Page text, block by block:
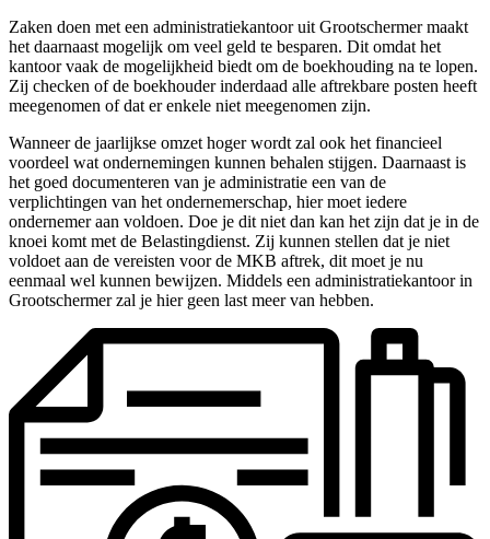
Zaken doen met een administratiekantoor uit Grootschermer maakt
het daarnaast mogelijk om veel geld te besparen. Dit omdat het
kantoor vaak de mogelijkheid biedt om de boekhouding na te lopen.
Zij checken of de boekhouder inderdaad alle aftrekbare posten heeft
meegenomen of dat er enkele niet meegenomen zijn.
Wanneer de jaarlijkse omzet hoger wordt zal ook het financieel
voordeel wat ondernemingen kunnen behalen stijgen. Daarnaast is
het goed documenteren van je administratie een van de
verplichtingen van het ondernemerschap, hier moet iedere
ondernemer aan voldoen. Doe je dit niet dan kan het zijn dat je in de
knoei komt met de Belastingdienst. Zij kunnen stellen dat je niet
voldoet aan de vereisten voor de MKB aftrek, dit moet je nu
eenmaal wel kunnen bewijzen. Middels een administratiekantoor in
Grootschermer zal je hier geen last meer van hebben.